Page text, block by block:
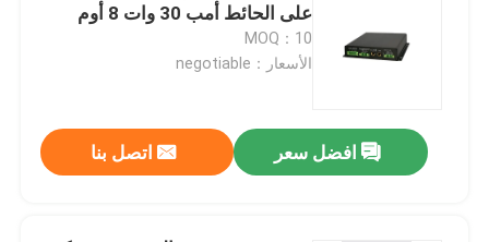
مضخم صوت المصفوفة
نظام الإخلاء الصوتي
على الحائط أمب 30 وات 8 أوم
MOQ：10
الأسعار：negotiable
افضل سعر اتصل بنا